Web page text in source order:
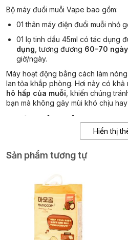
Bộ máy đuổi muỗi Vape bao gồm:
01 thân máy điện đuổi muỗi nhỏ
01 lọ tinh dầu 45ml có tác dụng
dụng , tương đương 60–70 ngày
giờ/ngày.
Máy hoạt động bằng cách làm
lan tỏa khắp phòng. Hơi này có khả
hô hấp của muỗi , khiến chúng
bạn mà không gây mùi khó chịu
2. Ưu điểm nổi bật
Tác dụng nhanh
cắm điện, bảo vệ không gian
trẻ nhỏ, phụ nữ mang thai
Không mùi – không khói –
hoàn toàn so với các sản phẩm
thông thường.
Tiện lợi & tiết kiệm:
Một lọ tinh
Hiển thị
Sản phẩm tương tự